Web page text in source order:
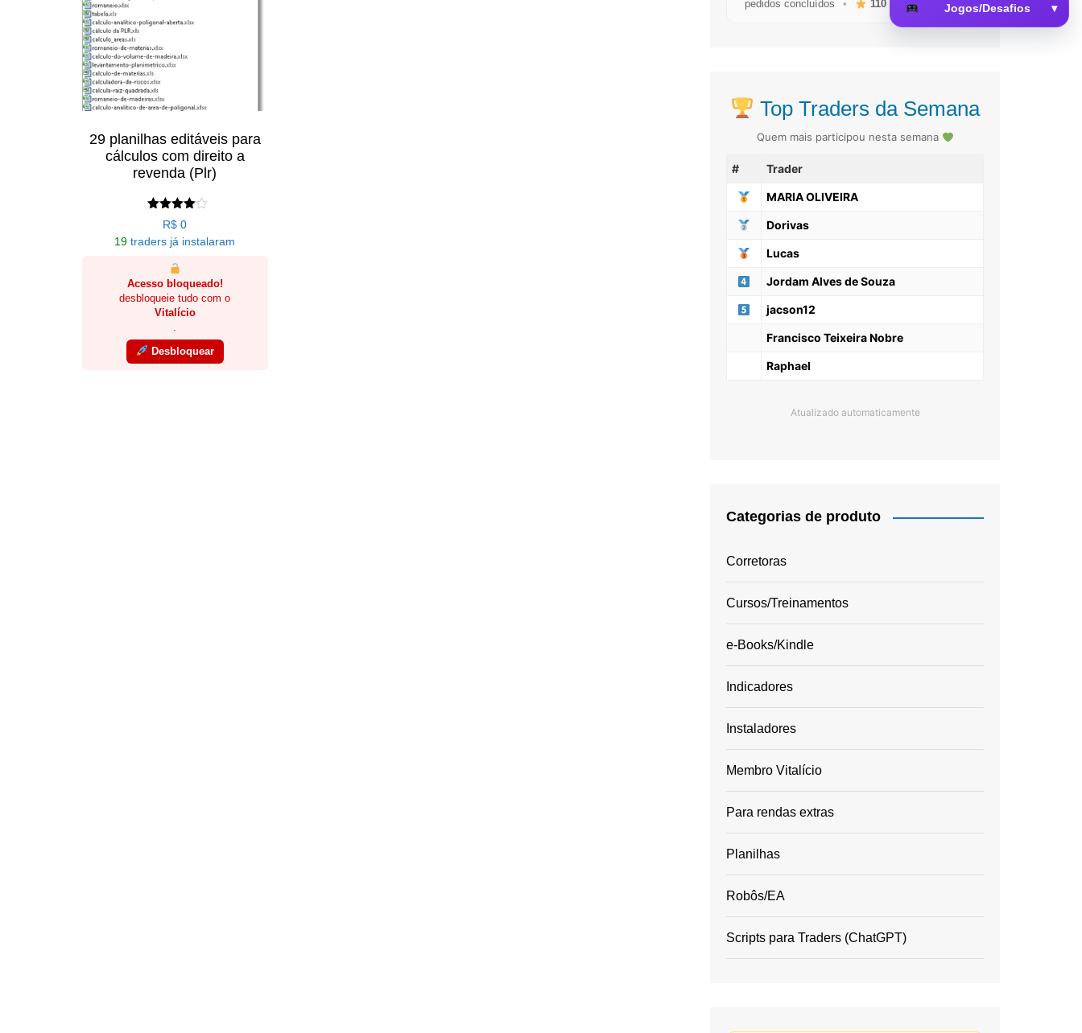
Jogo da Memória
29 planilhas editáveis para
cálculos com direito a
revenda (Plr)
Avaliação
4.00
de 5
R$ 0
19 traders já instalaram
Acesso bloqueado!
desbloqueie tudo com o
Vitalício
.
Desbloquear
pedidos concluídos
• 110avaliações reais
Top Traders da Semana
Quem mais participou nesta semana
# Trader
MARIA OLIVEIRA
Dorivas
Lucas
Jordam Alves de Souza
jacson12
Francisco Teixeira Nobre
Raphael
Atualizado automaticamente
Categorias de produto
Corretoras
Cursos/Treinamentos
e-Books/Kindle
Indicadores
Instaladores
Membro Vitalício
Para rendas extras
Planilhas
Robôs/EA
Scripts para Traders (ChatGPT)
Jogos/Desafios ▾